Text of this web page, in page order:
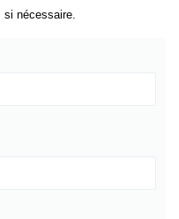
nécessaire.